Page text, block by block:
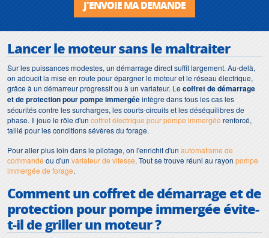
J'ENVOIE MA DEMANDE
Lancer le moteur sans le maltraiter
Sur les puissances modestes, un démarrage direct suffit largement. Au-delà,
on adoucit la mise en route pour épargner le moteur et le réseau électrique,
grâce à un démarreur progressif ou à un variateur. Lecoffret de démarrage
et de protection pour pompe immergéeintègre dans tous les cas les
sécurités contre les surcharges, les courts-circuits et les déséquilibres de
phase. Il joue le rôle d'un coffret électrique pour pompe immergée renforcé,
taillé pour les conditions sévères du forage.
Pour aller plus loin dans le pilotage, on l'enrichit d'un automatisme de
commande ou d'un variateur de vitesse. Tout se trouve réuni au rayon pompe
immergée de forage.
Comment un coffret de démarrage et de
protection pour pompe immergée évite-
t-il de griller un moteur ?